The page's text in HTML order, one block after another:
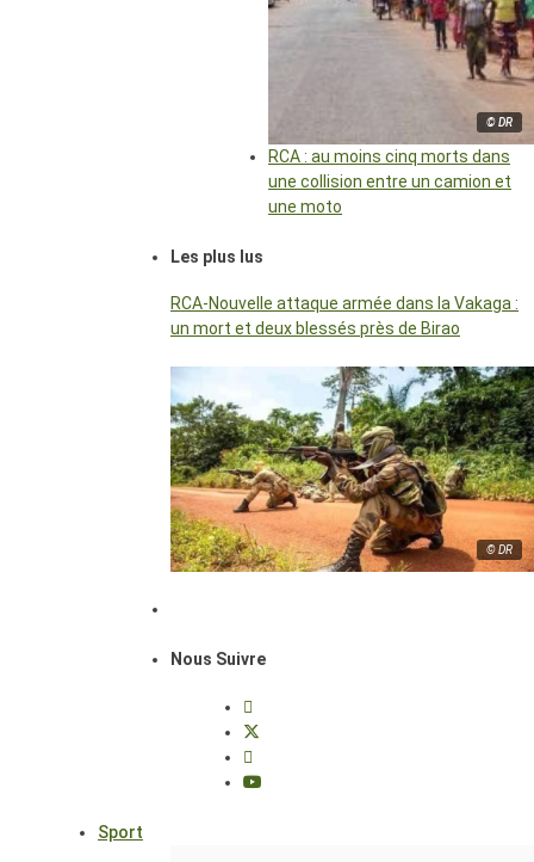
© DR
RCA : au moins cinq morts dans
une collision entre un camion et
une moto
Les plus lus
RCA-Nouvelle attaque armée dans la Vakaga :
un mort et deux blessés près de Birao
© DR
Nous Suivre
Sport